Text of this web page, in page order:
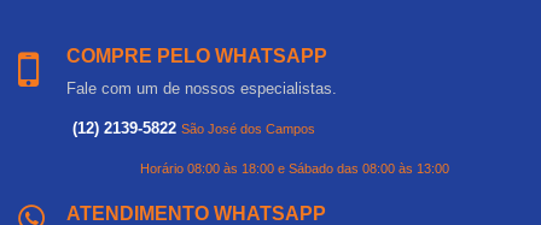
COMPRE PELO WHATSAPP
Fale com um de nossos especialistas.
(12) 2139-5822 São José dos Campos
Horário 08:00 às 18:00 e Sábado das 08:00 às 13:00
ATENDIMENTO WHATSAPP